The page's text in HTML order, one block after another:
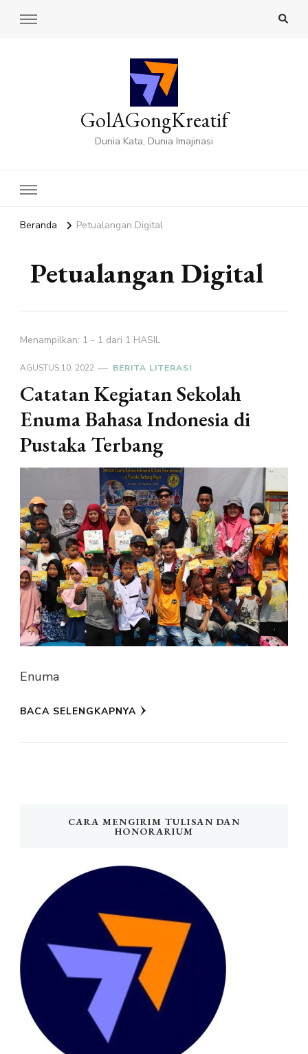
GolAGongKreatif
Dunia Kata, Dunia Imajinasi
Beranda Petualangan Digital
Petualangan Digital
Menampilkan: 1 - 1 dari 1 HASIL
AGUSTUS 10, 2022 BERITA LITERASI
Catatan Kegiatan Sekolah
Enuma Bahasa Indonesia di
Pustaka Terbang
Enuma
BACA SELENGKAPNYA
CARA MENGIRIM TULISAN DAN
HONORARIUM